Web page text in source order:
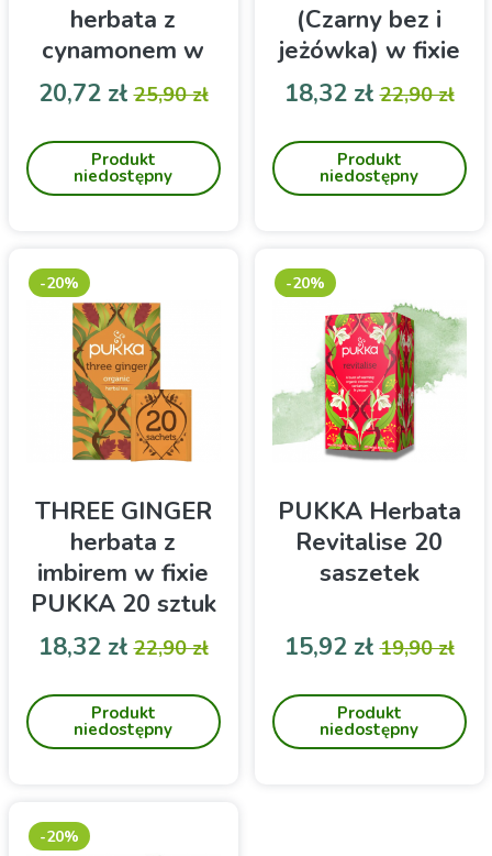
herbata z
cynamonem w
fixie PUKKA 20
sztuk
zamknięte w 1 herbatce
Cena
20,72 złCena podstawowa
25,90 zł
Produkt
niedostępny
(Czarny bez i
jeżówka) w fixie
PUKKA 20 sztuk
herbatka w saszetkach do
zaparzania
Cena
18,32 złCena
22,90 zł
Produkt
niedostępny
THREE GINGER
herbata z
imbirem w fixie
PUKKA 20 sztuk
galangalem, lukrecją i
kurkumą
Cena
18,32 złCena podstawowa
22,90 zł
Produkt
niedostępny
-20%
PUKKA Herbata
Revitalise 20
saszetek
Bio to
połączenie kardamonu,
cynamonu, goździków,
Cena
15,92 złCena
19,90 zł
Produkt
niedostępny
-20%
-20%